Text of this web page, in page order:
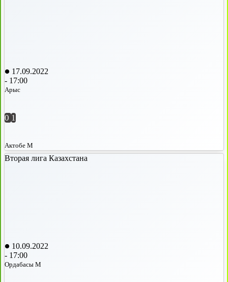
17.09.2022
- 17:00
Арыс
0 1
Актобе М
Вторая лига Казахстана
10.09.2022
- 17:00
Ордабасы М